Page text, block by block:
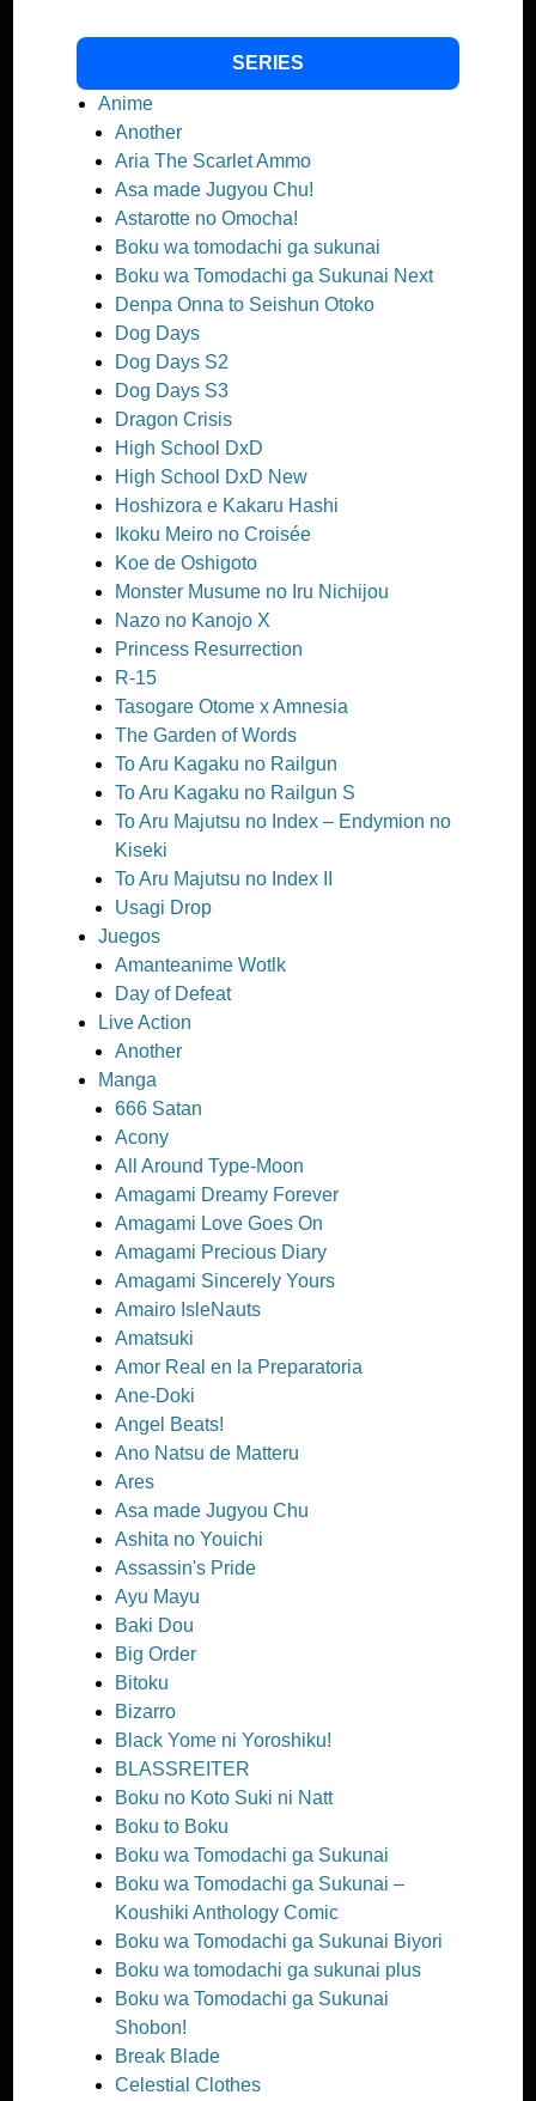
SERIES
Anime
Another
Aria The Scarlet Ammo
Asa made Jugyou Chu!
Astarotte no Omocha!
Boku wa tomodachi ga sukunai
Boku wa Tomodachi ga Sukunai Next
Denpa Onna to Seishun Otoko
Dog Days
Dog Days S2
Dog Days S3
Dragon Crisis
High School DxD
High School DxD New
Hoshizora e Kakaru Hashi
Ikoku Meiro no Croisée
Koe de Oshigoto
Monster Musume no Iru Nichijou
Nazo no Kanojo X
Princess Resurrection
R-15
Tasogare Otome x Amnesia
The Garden of Words
To Aru Kagaku no Railgun
To Aru Kagaku no Railgun S
To Aru Majutsu no Index – Endymion no
Kiseki
To Aru Majutsu no Index II
Usagi Drop
Juegos
Amanteanime Wotlk
Day of Defeat
Live Action
Another
Manga
666 Satan
Acony
All Around Type-Moon
Amagami Dreamy Forever
Amagami Love Goes On
Amagami Precious Diary
Amagami Sincerely Yours
Amairo IsleNauts
Amatsuki
Amor Real en la Preparatoria
Ane-Doki
Angel Beats!
Ano Natsu de Matteru
Ares
Asa made Jugyou Chu
Ashita no Youichi
Assassin's Pride
Ayu Mayu
Baki Dou
Big Order
Bitoku
Bizarro
Black Yome ni Yoroshiku!
BLASSREITER
Boku no Koto Suki ni Natt
Boku to Boku
Boku wa Tomodachi ga Sukunai
Boku wa Tomodachi ga Sukunai –
Koushiki Anthology Comic
Boku wa Tomodachi ga Sukunai Biyori
Boku wa tomodachi ga sukunai plus
Boku wa Tomodachi ga Sukunai
Shobon!
Break Blade
Celestial Clothes